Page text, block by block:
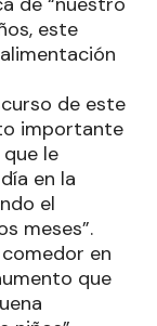
este
de este
importante
le
en la
el
meses”.
en
que